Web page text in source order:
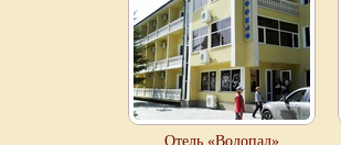
Отель «Водопад»